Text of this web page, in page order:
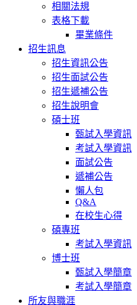
相關法規
表格下載
畢業條件
招生訊息
招生資訊公告
招生面試公告
招生遞補公告
招生說明會
碩士班
甄試入學資訊
考試入學資訊
面試公告
遞補公告
懶人包
Q&A
在校生心得
碩專班
考試入學資訊
博士班
甄試入學簡章
考試入學簡章
所友與職涯